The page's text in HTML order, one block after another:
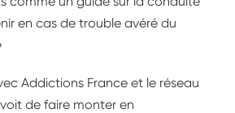
en cas de trouble avéré du
Addictions France et le réseau
de faire monter en